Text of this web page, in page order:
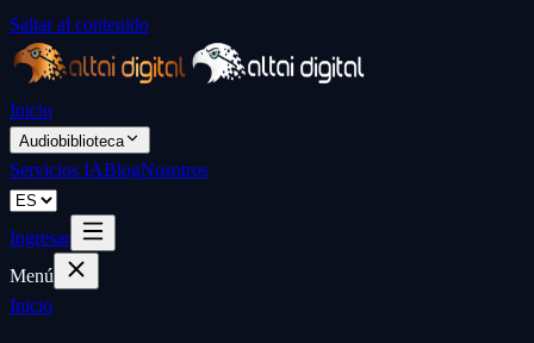
Saltar al contenido
Inicio
Audiobiblioteca
Servicios IABlogNosotros
Ingresar
Menú
Inicio